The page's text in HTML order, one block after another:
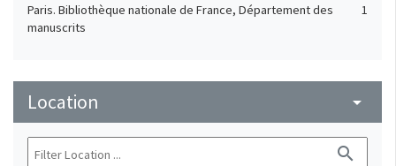
Paris. Bibliothèque nationale de France, Département des
manuscrits
1
Location arrow_drop_down
search